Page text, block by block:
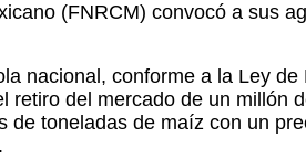
(FNRCM) convocó a sus
nacional, conforme a la Ley
del mercado de un
toneladas de maíz con un